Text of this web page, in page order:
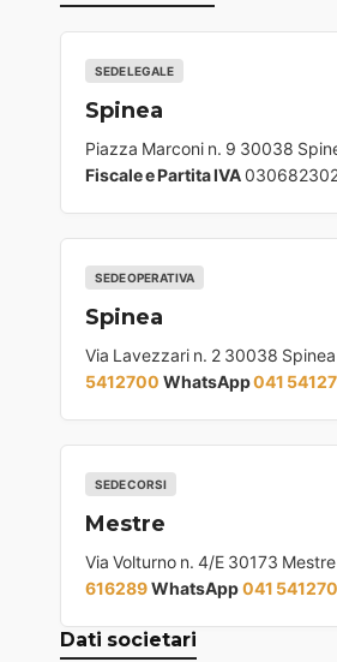
SEDE LEGALE
Spinea
Piazza Marconi n. 9 30038
Fiscale e Partita IVA
SEDE OPERATIVA
Spinea
Via Lavezzari n. 2 30038 Spinea
5412700 WhatsApp041
SEDE CORSI
Mestre
Via Volturno n. 4/E 30173 Mestre
616289WhatsApp041
Dati societari